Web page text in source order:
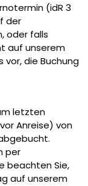
(idR 3
der
oder falls
auf unserem
vor, die Buchung
letzten
Anreise) von
per
beachten Sie,
auf unserem